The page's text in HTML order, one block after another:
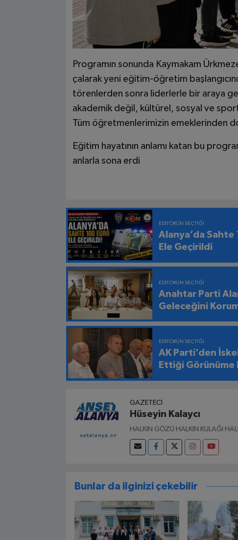
Programın sonunda Kaymakam
çalarak yeni eğitim-öğretim
törenlerden sonra liderlerle bir araya
akademik değil, kültürel, sosyal ve
Tüm öğretmenlerimizin emeklerinden
Eğitim hayatının anlamı katan bu
anlarla sona erdi
EDITÖRÜN SEÇTIĞI
Alanya’da
Ele Geçirildi
EDITÖRÜN SEÇTIĞI
Anahtar Parti
Geleceğini
EDITÖRÜN SEÇTIĞI
AK Parti’den
Ettiği Görünüme
GAZETECI
Hüseyin Kalaycı
HALKIN GÖZÜ HALKIN KULAĞI
Bunlar da ilginizi çekebilir